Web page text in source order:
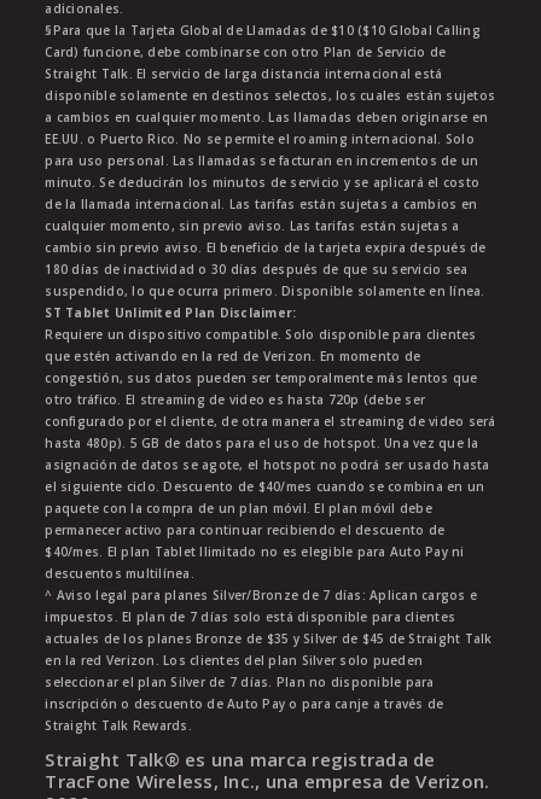
adicionales.
§Para que la Tarjeta Global de Llamadas de $10 ($10 Global Calling
Card) funcione, debe combinarse con otro Plan de Servicio de
Straight Talk. El servicio de larga distancia internacional está
disponible solamente en destinos selectos, los cuales están sujetos
a cambios en cualquier momento. Las llamadas deben originarse en
EE.UU. o Puerto Rico. No se permite el roaming internacional. Solo
para uso personal. Las llamadas se facturan en incrementos de un
minuto. Se deducirán los minutos de servicio y se aplicará el costo
de la llamada internacional. Las tarifas están sujetas a cambios en
cualquier momento, sin previo aviso. Las tarifas están sujetas a
cambio sin previo aviso. El beneficio de la tarjeta expira después de
180 días de inactividad o 30 días después de que su servicio sea
suspendido, lo que ocurra primero. Disponible solamente en línea.
ST Tablet Unlimited Plan Disclaimer:
Requiere un dispositivo compatible. Solo disponible para clientes
que estén activando en la red de Verizon. En momento de
congestión, sus datos pueden ser temporalmente más lentos que
otro tráfico. El streaming de video es hasta 720p (debe ser
configurado por el cliente, de otra manera el streaming de video será
hasta 480p). 5 GB de datos para el uso de hotspot. Una vez que la
asignación de datos se agote, el hotspot no podrá ser usado hasta
el siguiente ciclo. Descuento de $40/mes cuando se combina en un
paquete con la compra de un plan móvil. El plan móvil debe
permanecer activo para continuar recibiendo el descuento de
$40/mes. El plan Tablet Ilimitado no es elegible para Auto Pay ni
descuentos multilínea.
^ Aviso legal para planes Silver/Bronze de 7 días: Aplican cargos e
impuestos. El plan de 7 días solo está disponible para clientes
actuales de los planes Bronze de $35 y Silver de $45 de Straight Talk
en la red Verizon. Los clientes del plan Silver solo pueden
seleccionar el plan Silver de 7 días. Plan no disponible para
inscripción o descuento de Auto Pay o para canje a través de
Straight Talk Rewards.
Straight Talk® es una marca registrada de
TracFone Wireless, Inc., una empresa de Verizon.